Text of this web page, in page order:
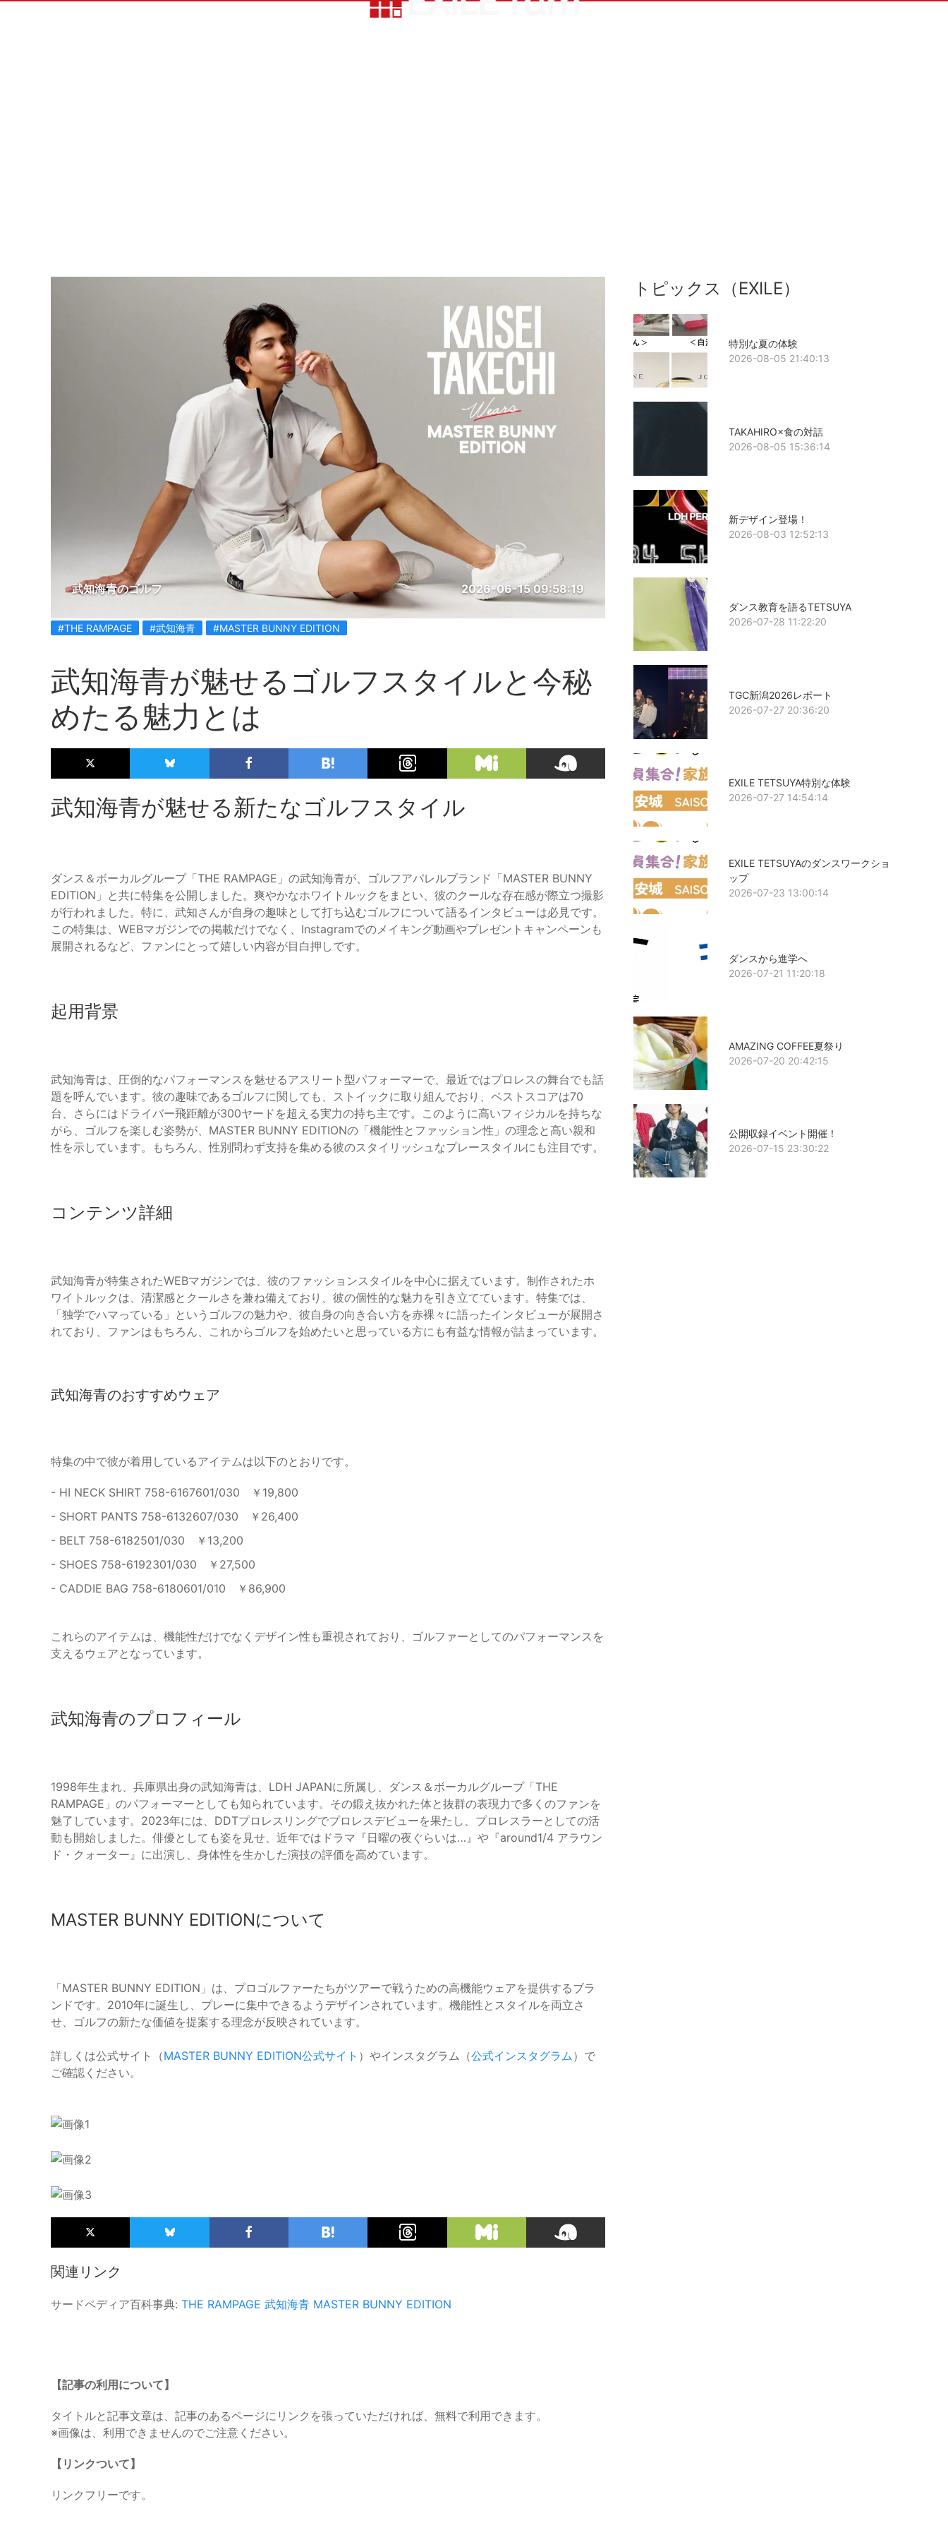
武知海青のゴルフ 2026-06-15 09:58:19
#THE RAMPAGE #武知海青 #MASTER BUNNY EDITION
武知海青が魅せるゴルフスタイルと今秘
めたる魅力とは
武知海青が魅せる新たなゴルフスタイル
ダンス＆ボーカルグループ「THE RAMPAGE」の武知海青が、ゴルフアパレルブランド「MASTER BUNNY
EDITION」と共に特集を公開しました。爽やかなホワイトルックをまとい、彼のクールな存在感が際立つ撮影
が行われました。特に、武知さんが自身の趣味として打ち込むゴルフについて語るインタビューは必見です。
この特集は、WEBマガジンでの掲載だけでなく、Instagramでのメイキング動画やプレゼントキャンペーンも
展開されるなど、ファンにとって嬉しい内容が目白押しです。
起用背景
武知海青は、圧倒的なパフォーマンスを魅せるアスリート型パフォーマーで、最近ではプロレスの舞台でも話
題を呼んでいます。彼の趣味であるゴルフに関しても、ストイックに取り組んでおり、ベストスコアは70
台、さらにはドライバー飛距離が300ヤードを超える実力の持ち主です。このように高いフィジカルを持ちな
がら、ゴルフを楽しむ姿勢が、MASTER BUNNY EDITIONの「機能性とファッション性」の理念と高い親和
性を示しています。もちろん、性別問わず支持を集める彼のスタイリッシュなプレースタイルにも注目です。
コンテンツ詳細
武知海青が特集されたWEBマガジンでは、彼のファッションスタイルを中心に据えています。制作されたホ
ワイトルックは、清潔感とクールさを兼ね備えており、彼の個性的な魅力を引き立てています。特集では、
「独学でハマっている」というゴルフの魅力や、彼自身の向き合い方を赤裸々に語ったインタビューが展開さ
れており、ファンはもちろん、これからゴルフを始めたいと思っている方にも有益な情報が詰まっています。
武知海青のおすすめウェア
特集の中で彼が着用しているアイテムは以下のとおりです。
- HI NECK SHIRT 758-6167601/030 ￥19,800
- SHORT PANTS 758-6132607/030 ￥26,400
- BELT 758-6182501/030 ￥13,200
- SHOES 758-6192301/030 ￥27,500
- CADDIE BAG 758-6180601/010 ￥86,900
これらのアイテムは、機能性だけでなくデザイン性も重視されており、ゴルファーとしてのパフォーマンスを
支えるウェアとなっています。
武知海青のプロフィール
1998年生まれ、兵庫県出身の武知海青は、LDH JAPANに所属し、ダンス＆ボーカルグループ「THE
RAMPAGE」のパフォーマーとしても知られています。その鍛え抜かれた体と抜群の表現力で多くのファンを
魅了しています。2023年には、DDTプロレスリングでプロレスデビューを果たし、プロレスラーとしての活
動も開始しました。俳優としても姿を見せ、近年ではドラマ『日曜の夜ぐらいは…』や『around1/4 アラウン
ド・クォーター』に出演し、身体性を生かした演技の評価を高めています。
MASTER BUNNY EDITIONについて
「MASTER BUNNY EDITION」は、プロゴルファーたちがツアーで戦うための高機能ウェアを提供するブラ
ンドです。2010年に誕生し、プレーに集中できるようデザインされています。機能性とスタイルを両立さ
せ、ゴルフの新たな価値を提案する理念が反映されています。
詳しくは公式サイト（MASTER BUNNY EDITION公式サイト ）やインスタグラム（公式インスタグラム ）で
ご確認ください。
関連リンク
サードペディア百科事典: THE RAMPAGE 武知海青 MASTER BUNNY EDITION
トピックス（EXILE）
特別な夏の体験
2026-08-05 21:40:13
TAKAHIRO×食の対話
2026-08-05 15:36:14
新デザイン登場！
2026-08-03 12:52:13
ダンス教育を語るTETSUYA
2026-07-28 11:22:20
TGC新潟2026レポート
2026-07-27 20:36:20
EXILE TETSUYA特別な体験
2026-07-27 14:54:14
EXILE TETSUYAのダンスワークショ
ップ
2026-07-23 13:00:14
ダンスから進学へ
2026-07-21 11:20:18
AMAZING COFFEE夏祭り
2026-07-20 20:42:15
公開収録イベント開催！
2026-07-15 23:30:22
【記事の利用について】
タイトルと記事文章は、記事のあるページにリンクを張っていただければ、無料で利用できます。
※画像は、利用できませんのでご注意ください。
【リンクついて】
リンクフリーです。